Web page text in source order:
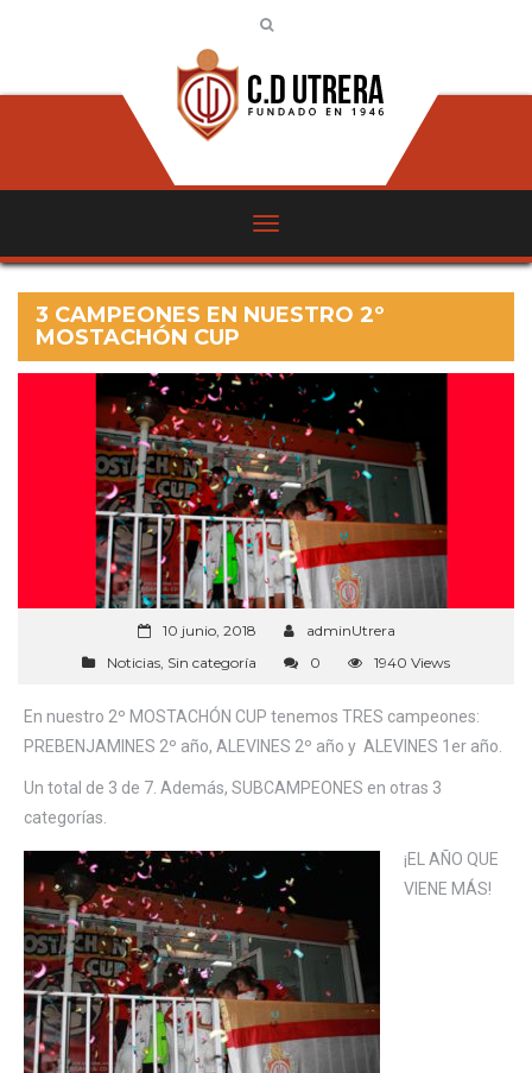
3 CAMPEONES EN NUESTRO 2º
MOSTACHÓN CUP
10 junio, 2018
adminUtrera
Noticias Sin categoría 0 1940 Views
En nuestro 2º MOSTACHÓN CUP tenemos TRES campeones:
PREBENJAMINES 2º año, ALEVINES 2º año y ALEVINES 1er año.
Un total de 3 de 7. Además, SUBCAMPEONES en otras 3
categorías.
¡EL AÑO QUE
VIENE MÁS!